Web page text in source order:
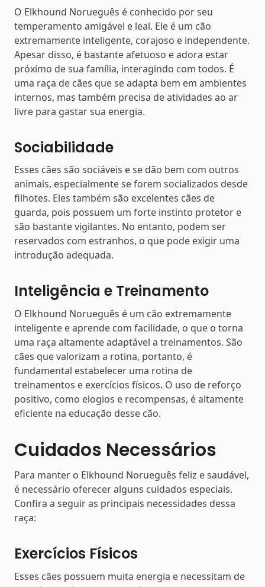
O Elkhound Norueguês é conhecido por seu
temperamento amigável e leal. Ele é um cão
extremamente inteligente, corajoso e independente.
Apesar disso, é bastante afetuoso e adora estar
próximo de sua família, interagindo com todos. É
uma raça de cães que se adapta bem em ambientes
internos, mas também precisa de atividades ao ar
livre para gastar sua energia.
Sociabilidade
Esses cães são sociáveis e se dão bem com outros
animais, especialmente se forem socializados desde
filhotes. Eles também são excelentes cães de
guarda, pois possuem um forte instinto protetor e
são bastante vigilantes. No entanto, podem ser
reservados com estranhos, o que pode exigir uma
introdução adequada.
Inteligência e Treinamento
O Elkhound Norueguês é um cão extremamente
inteligente e aprende com facilidade, o que o torna
uma raça altamente adaptável a treinamentos. São
cães que valorizam a rotina, portanto, é
fundamental estabelecer uma rotina de
treinamentos e exercícios físicos. O uso de reforço
positivo, como elogios e recompensas, é altamente
eficiente na educação desse cão.
Cuidados Necessários
Para manter o Elkhound Norueguês feliz e saudável,
é necessário oferecer alguns cuidados especiais.
Confira a seguir as principais necessidades dessa
raça:
Exercícios Físicos
Esses cães possuem muita energia e necessitam de